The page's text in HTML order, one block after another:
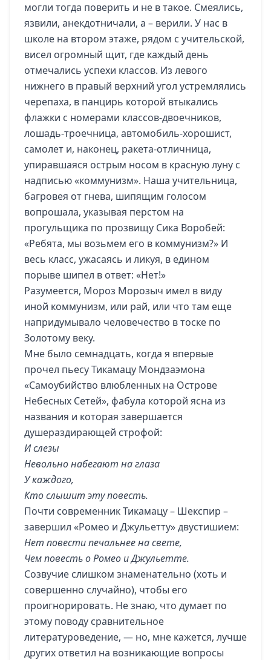
могли тогда поверить и не в такое. Смеялись,
язвили, анекдотничали, а – верили. У нас в
школе на втором этаже, рядом с учительской,
висел огромный щит, где каждый день
отмечались успехи классов. Из левого
нижнего в правый верхний угол устремлялись
черепаха, в панцирь которой втыкались
флажки с номерами классов-двоечников,
лошадь-троечница, автомобиль-хорошист,
самолет и, наконец, ракета-отличница,
упиравшаяся острым носом в красную луну с
надписью «коммунизм». Наша учительница,
багровея от гнева, шипящим голосом
вопрошала, указывая перстом на
прогульщика по прозвищу Сика Воробей:
«Ребята, мы возьмем его в коммунизм?» И
весь класс, ужасаясь и ликуя, в едином
порыве шипел в ответ: «Нет!»
Разумеется, Мороз Морозыч имел в виду
иной коммунизм, или рай, или что там еще
напридумывало человечество в тоске по
Золотому веку.
Мне было семнадцать, когда я впервые
прочел пьесу Тикамацу Мондзаэмона
«Самоубийство влюбленных на Острове
Небесных Сетей», фабула которой ясна из
названия и которая завершается
душераздирающей строфой:
И слезы
Невольно набегают на глаза
У каждого,
Кто слышит эту повесть.
Почти современник Тикамацу – Шекспир –
завершил «Ромео и Джульетту» двустишием:
Нет повести печальнее на свете,
Чем повесть о Ромео и Джульетте.
Созвучие слишком знаменательно (хоть и
совершенно случайно), чтобы его
проигнорировать. Не знаю, что думает по
этому поводу сравнительное
литературоведение, — но, мне кажется, лучше
других ответил на возникающие вопросы